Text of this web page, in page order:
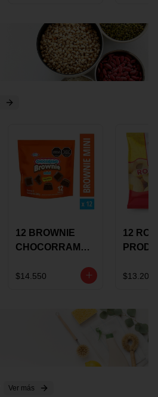
12 BROWNIE
CHOCORRAMO
X 20 GRS
$14.550
12
X 15
$13.200
Ver más